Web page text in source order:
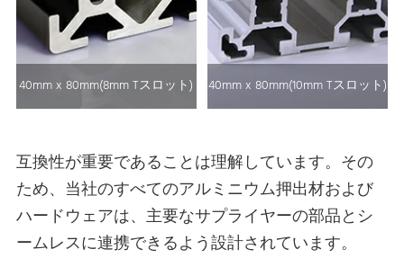
40mm x 80mm(8mm Tスロット) 40mm x 80mm(10mm Tスロット)
互換性が重要であることは理解しています。その
ため、当社のすべてのアルミニウム押出材および
ハードウェアは、主要なサプライヤーの部品とシ
ームレスに連携できるよう設計されています。